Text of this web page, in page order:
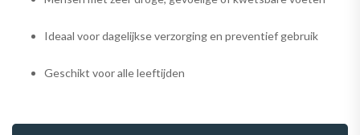
Ideaal voor dagelijkse verzorging en preventief gebruik
Geschikt voor alle leeftijden